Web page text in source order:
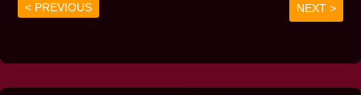
< PREVIOUS NEXT >